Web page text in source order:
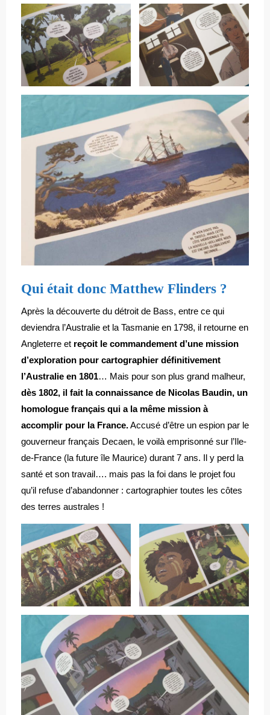
Qui était donc Matthew Flinders ?
Après la découverte du détroit de Bass, entre ce qui
deviendra l’Australie et la Tasmanie en 1798, il retourne en
Angleterre et reçoit le commandement d’une mission
d’exploration pour cartographier définitivement
l’Australie en 1801… Mais pour son plus grand malheur,
dès 1802, il fait la connaissance de Nicolas Baudin, un
homologue français qui a la même mission à
accomplir pour la France.Accusé d’être un espion par le
gouverneur français Decaen, le voilà emprisonné sur l’Ile-
de-France (la future île Maurice) durant 7 ans. Il y perd la
santé et son travail…. mais pas la foi dans le projet fou
qu’il refuse d’abandonner : cartographier toutes les côtes
des terres australes !